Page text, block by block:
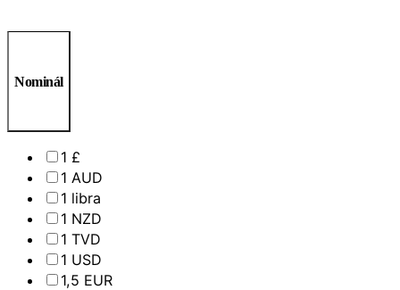
Nominál
1 £
1 AUD
1 libra
1 NZD
1 TVD
1 USD
1,5 EUR